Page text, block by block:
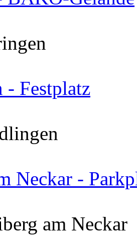
- Festplatz
Neckar -
am Neckar